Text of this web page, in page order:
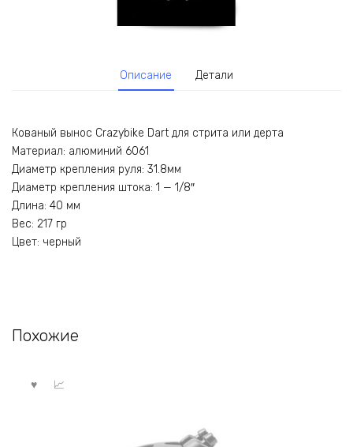
Описание Детали
Кованый вынос Crazybike Dart для стрита или дерта
Материал: алюминий 6061
Диаметр крепления руля: 31.8мм
Диаметр крепления штока: 1 — 1/8″
Длина: 40 мм
Вес: 217 гр
Цвет: черный
Похожие